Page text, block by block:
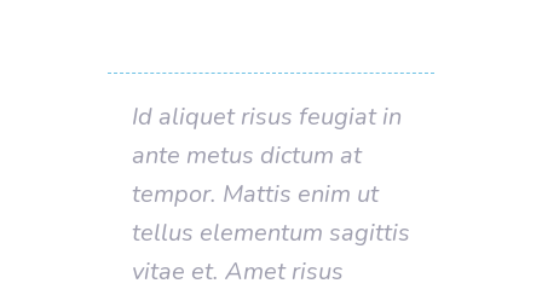
Id aliquet risus feugiat in
ante metus dictum at
tempor. Mattis enim ut
tellus elementum sagittis
vitae et. Amet risus